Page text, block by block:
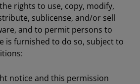
rights to use, copy, modify,
sublicense, and/or sell
and to permit persons to
is furnished to do so, subject to
notice and this permission